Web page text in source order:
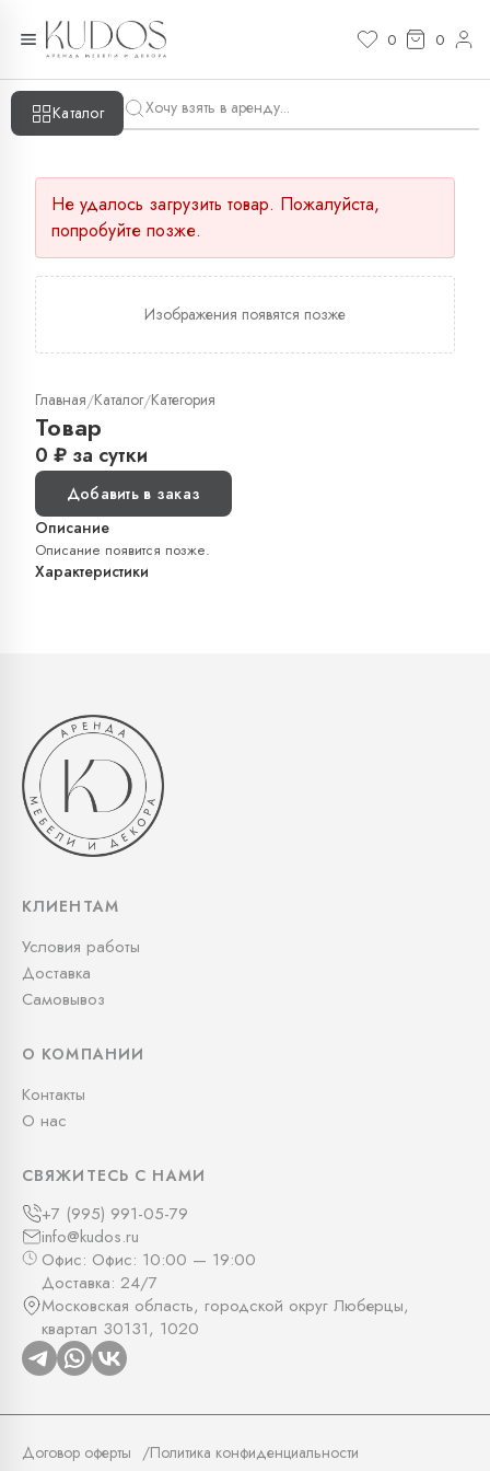
0 0
Каталог
Не удалось загрузить товар. Пожалуйста,
попробуйте позже.
Изображения появятся позже
Главная/Каталог/Категория
Товар
0 ₽ за сутки
Добавить в заказ
Описание
Описание появится позже.
Характеристики
КЛИЕНТАМ
Условия работы
Доставка
Самовывоз
О КОМПАНИИ
Контакты
О нас
СВЯЖИТЕСЬ С НАМИ
+7 (995) 991-05-79
info@kudos.ru
Офис: Офис: 10:00 — 19:00
Доставка: 24/7
Московская область, городской округ Люберцы,
квартал 30131, 1020
Договор оферты Политика конфиденциальности